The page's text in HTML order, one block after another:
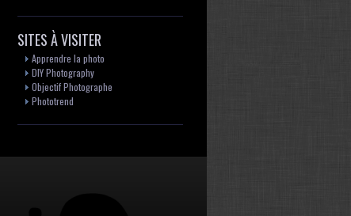
SITES À VISITER
Apprendre la photo
DIY Photography
Objectif Photographe
Phototrend